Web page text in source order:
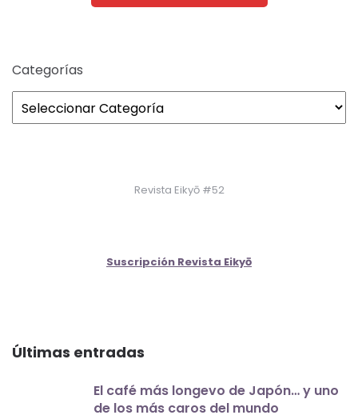
Categorías
Revista Eikyō #52
Suscripción Revista Eikyō
Últimas entradas
El café más longevo de Japón… y uno
de los más caros del mundo